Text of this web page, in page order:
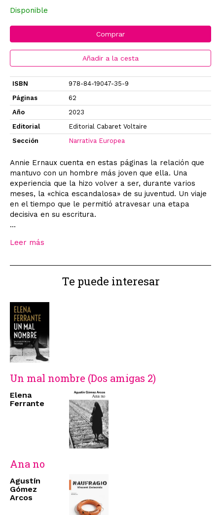
Disponible
Comprar
Añadir a la cesta
ISBN
978-84-19047-35-9
Páginas
62
Año
2023
Editorial
Editorial Cabaret Voltaire
Sección
Narrativa Europea
Annie Ernaux cuenta en estas páginas la relación que
mantuvo con un hombre más joven que ella. Una
experiencia que la hizo volver a ser, durante varios
meses, la «chica escandalosa» de su juventud. Un viaje
en el tiempo que le permitió atravesar una etapa
decisiva en su escritura.
...
Leer más
Te puede interesar
Un mal nombre (Dos amigas 2)
Elena
Ferrante
Ana no
Agustín
Gómez
Arcos